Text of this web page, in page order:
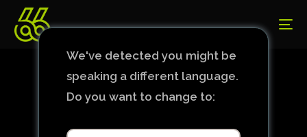
We've detected you might be
speaking a different language.
Do you want to change to: